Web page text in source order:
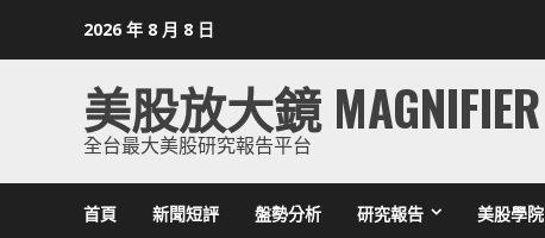
2026 年 8 月 8 日
美股放大鏡 MAGNIFIER
全台最大美股研究報告平台
首頁 新聞短評 盤勢分析 研究報告 美股學院